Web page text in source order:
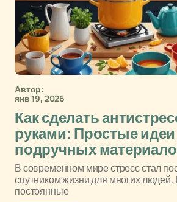
Автор:
янв 19, 2026
Как сделать
руками: Простые идеи
подручных
В современном мире стресс стал
спутником жизни для многих
постоянные